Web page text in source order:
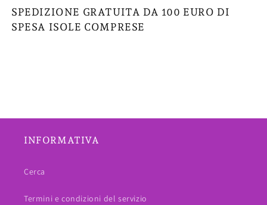
SPEDIZIONE GRATUITA DA 100 EURO DI
SPESA ISOLE COMPRESE
INFORMATIVA
Cerca
Termini e condizioni del servizio